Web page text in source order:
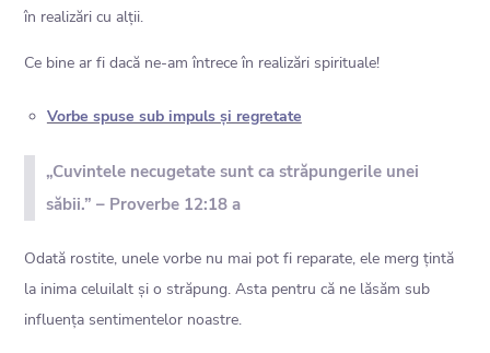
în realizări cu alții.
Ce bine ar fi dacă ne-am întrece în realizări spirituale!
Vorbe spuse sub impuls și regretate
„Cuvintele necugetate sunt ca străpungerile unei
săbii.” – Proverbe 12:18 a
Odată rostite, unele vorbe nu mai pot fi reparate, ele merg țintă
la inima celuilalt și o străpung. Asta pentru că ne lăsăm sub
influența sentimentelor noastre.